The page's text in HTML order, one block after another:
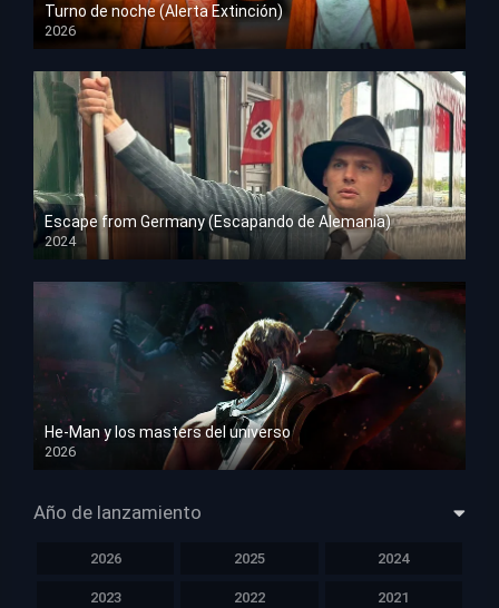
Turno de noche (Alerta Extinción)
2026
HD 1080p
Escape from Germany (Escapando de Alemania)
2024
HD 1080p
He-Man y los masters del universo
2026
HD 1080p
Año de lanzamiento
2026 2025 2024
2023 2022 2021